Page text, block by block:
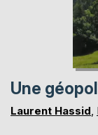
Une
Laurent Hassid,